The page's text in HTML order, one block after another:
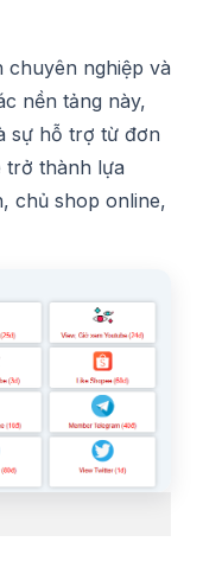
chuyên nghiệp và
nền tảng này,
sự hỗ trợ từ đơn
trở thành lựa
chủ shop online,